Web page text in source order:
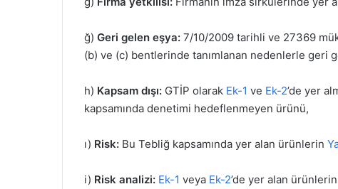
ğ) Geri gelen eşya: 7/10/2009 tarihli ve 27369
(b) ve (c) bentlerinde tanımlanan nedenlerle geri
h) Kapsam dışı: GTİP olarak Ek-1 ve Ek-2’de yer
kapsamında denetimi hedeflenmeyen ürünü,
ı) Risk: Bu Tebliğ kapsamında yer alan ürünlerin
i) Risk analizi: Ek-1 veya Ek-2’de yer alan